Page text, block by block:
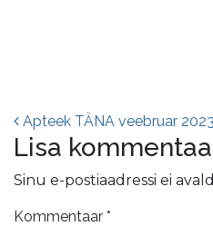
Postituste
Apteek TÄNA veebruar 2023
Lisa
Sinu e-postiaadressi ei
Kommentaar *